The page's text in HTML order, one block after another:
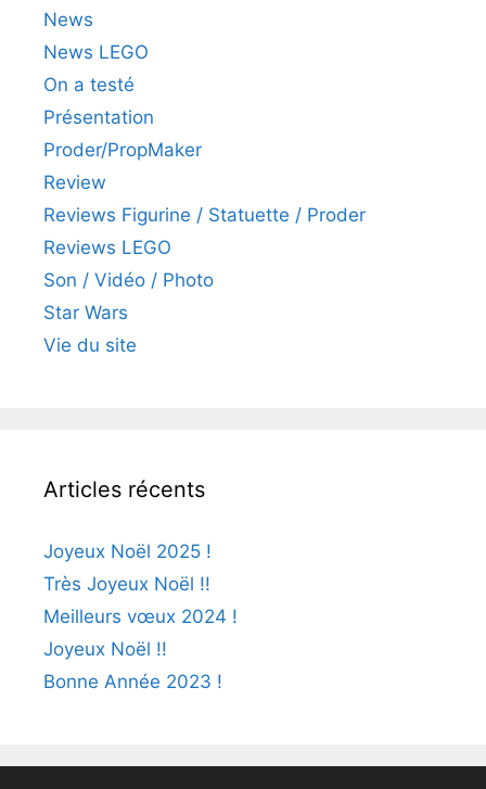
News
News LEGO
On a testé
Présentation
Proder/PropMaker
Review
Reviews Figurine / Statuette / Proder
Reviews LEGO
Son / Vidéo / Photo
Star Wars
Vie du site
Articles récents
Joyeux Noël 2025 !
Très Joyeux Noël !!
Meilleurs vœux 2024 !
Joyeux Noël !!
Bonne Année 2023 !